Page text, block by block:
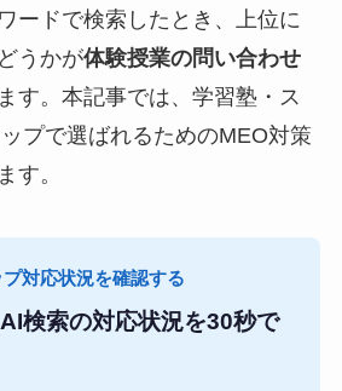
ードで検索したとき、上位に
うかが体験授業の問い合わせ
す。本記事では、学習塾・ス
プで選ばれるためのMEO対策
す。
対応状況を確認する
検索の対応状況を30秒で